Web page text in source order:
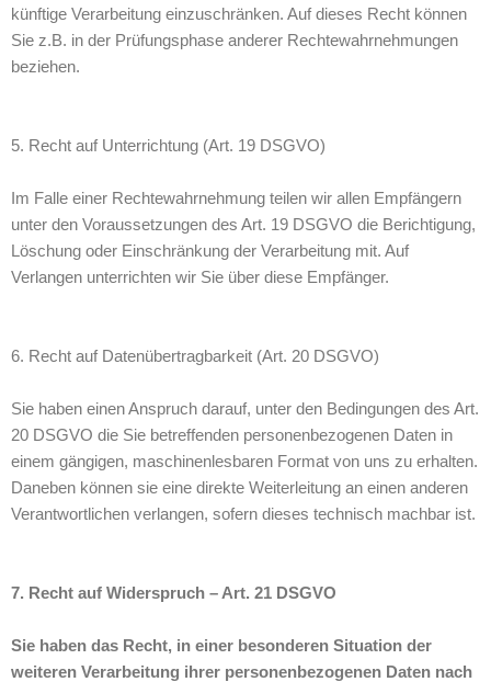
künftige Verarbeitung einzuschränken. Auf dieses Recht können
Sie z.B. in der Prüfungsphase anderer Rechtewahrnehmungen
beziehen.
5. Recht auf Unterrichtung (Art. 19 DSGVO)
Im Falle einer Rechtewahrnehmung teilen wir allen Empfängern
unter den Voraussetzungen des Art. 19 DSGVO die Berichtigung,
Löschung oder Einschränkung der Verarbeitung mit. Auf
Verlangen unterrichten wir Sie über diese Empfänger.
6. Recht auf Datenübertragbarkeit (Art. 20 DSGVO)
Sie haben einen Anspruch darauf, unter den Bedingungen des Art.
20 DSGVO die Sie betreffenden personenbezogenen Daten in
einem gängigen, maschinenlesbaren Format von uns zu erhalten.
Daneben können sie eine direkte Weiterleitung an einen anderen
Verantwortlichen verlangen, sofern dieses technisch machbar ist.
7. Recht auf Widerspruch – Art. 21 DSGVO
Sie haben das Recht, in einer besonderen Situation der
weiteren Verarbeitung ihrer personenbezogenen Daten nach